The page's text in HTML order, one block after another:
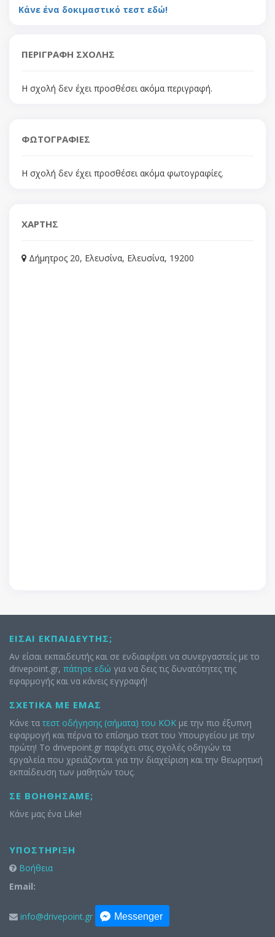
Κάνε ένα δοκιμαστικό τεστ εδώ!
ΠΕΡΙΓΡΑΦΗ ΣΧΟΛΗΣ
Η σχολή δεν έχει προσθέσει ακόμα περιγραφή.
ΦΩΤΟΓΡΑΦΙΕΣ
Η σχολή δεν έχει προσθέσει ακόμα φωτογραφίες.
ΧΑΡΤΗΣ
Δήμητρος 20, Ελευσίνα, Ελευσίνα, 19200
ΕΊΣΑΙ ΕΚΠΑΙΔΕΥΤΉΣ;
Αν είσαι εκπαιδευτής και σε ενδιαφέρει να συνεργαστείς με το
drivepoint.gr, πάτησε εδώ για να δεις τις δυνατότητες της
εφαρμογής και να κάνεις εγγραφή!
ΣΧΕΤΙΚΆ ΜΕ ΕΜΆΣ
Κάνε τα τεστ οδήγησης (σήματα) του ΚΟΚ με την πιο έξυπνη
εφαρμογή και πέρνα το επίσημο τεστ του Υπουργείου με την
πρώτη! Το drivepoint.gr παρέχει στις σχολές οδηγών τα
εργαλεία που χρειάζονται για την διαχείριση και την θεωρητική
εκπαίδευση των μαθητών τους.
ΣΕ ΒΟΗΘΉΣΑΜΕ;
Κάνε μας ένα Like!
ΥΠΟΣΤΉΡΙΞΗ
Βοήθεια
Email:
info@drivepoint.gr Messenger